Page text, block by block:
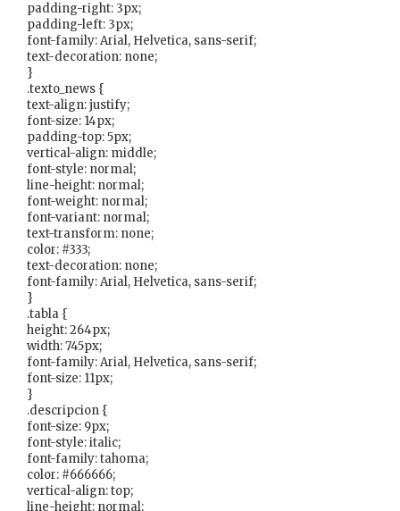
padding-right: 3px;
padding-left: 3px;
font-family: Arial, Helvetica, sans-serif;
text-decoration: none;
}
.texto_news {
text-align: justify;
font-size: 14px;
padding-top: 5px;
vertical-align: middle;
font-style: normal;
line-height: normal;
font-weight: normal;
font-variant: normal;
text-transform: none;
color: #333;
text-decoration: none;
font-family: Arial, Helvetica, sans-serif;
}
.tabla {
height: 264px;
width: 745px;
font-family: Arial, Helvetica, sans-serif;
font-size: 11px;
}
.descripcion {
font-size: 9px;
font-style: italic;
font-family: tahoma;
color: #666666;
vertical-align: top;
line-height: normal;